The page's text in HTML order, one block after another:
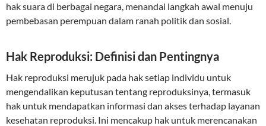
hak suara di berbagai negara, menandai langkah awal menuju
pembebasan perempuan dalam ranah politik dan sosial.
Hak Reproduksi: Definisi dan Pentingnya
Hak reproduksi merujuk pada hak setiap individu untuk
mengendalikan keputusan tentang reproduksinya, termasuk
hak untuk mendapatkan informasi dan akses terhadap layanan
kesehatan reproduksi. Ini mencakup hak untuk merencanakan